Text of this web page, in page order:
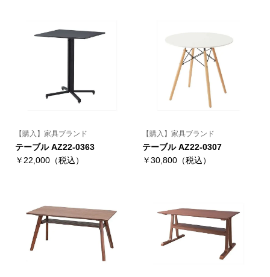
【購入】家具ブランド
テーブル AZ22-0363
￥22,000（税込）
【購入】家具ブランド
テーブル AZ22-0307
￥30,800（税込）